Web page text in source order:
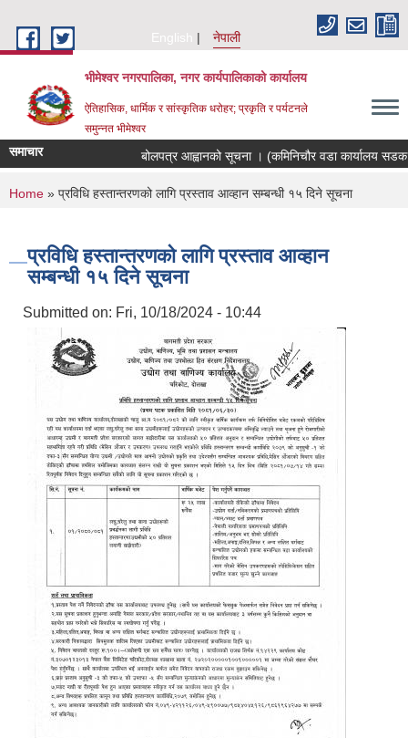
English
नेपाली
भीमेश्वर नगरपालिका, नगर कार्यपालिकाको कार्यालय
ऐतिहासिक, धार्मिक र सांस्कृतिक धरोहर; प्रकृति र पर्यटनले
समुन्नत भीमेश्वर
समाचार बोलपत्र आह्वानको सूचना । (कमिनिचौर वडा कार्यालय सडक
You are here
Home » प्रविधि हस्तान्तरणको लागि प्रस्ताव आव्हान सम्बन्धी १५ दिने सूचना
प्रविधि हस्तान्तरणको लागि प्रस्ताव आव्हान
सम्बन्धी १५ दिने सूचना
Submitted on: Fri, 10/18/2024 - 10:44